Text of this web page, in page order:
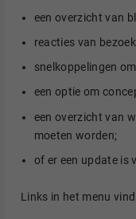
een overzicht van
reacties van
snelkoppelingen
een optie om
een overzicht van
moeten worden;
of er een update is
Links in het menu